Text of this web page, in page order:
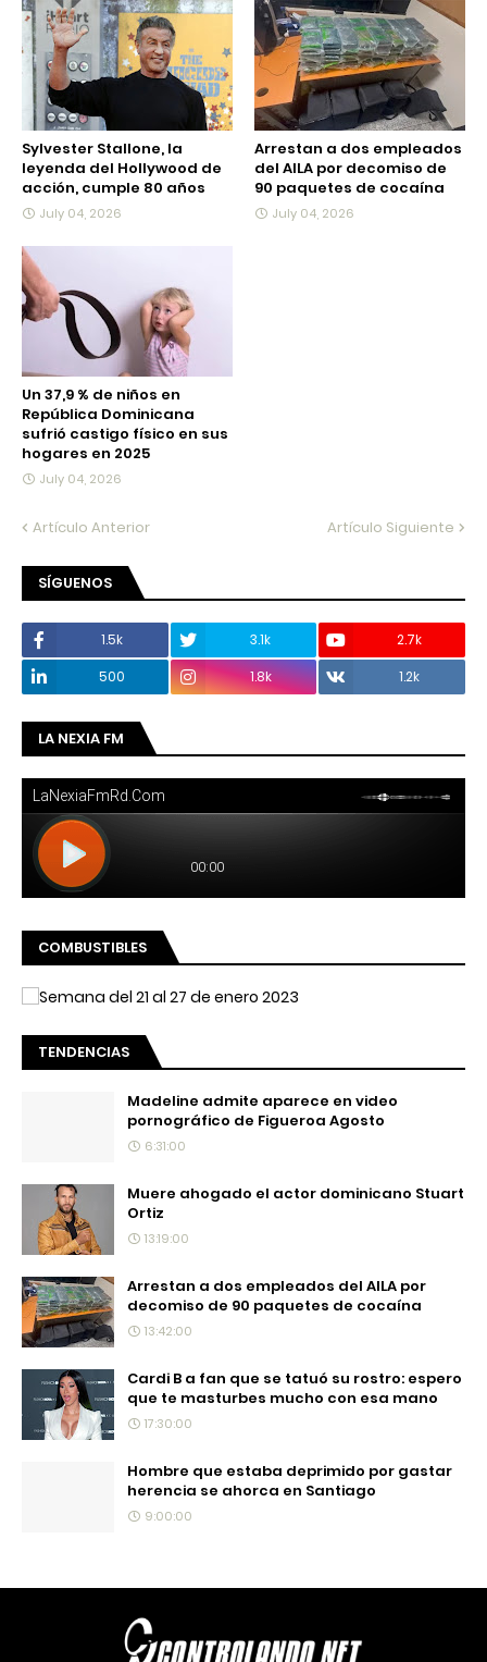
Sylvester Stallone, la
leyenda del Hollywood de
acción, cumple 80 años
July 04, 2026
Arrestan a dos empleados
del AILA por decomiso de
90 paquetes de cocaína
July 04, 2026
Un 37,9 % de niños en
República Dominicana
sufrió castigo físico en sus
hogares en 2025
July 04, 2026
Artículo Anterior Artículo Siguiente
SÍGUENOS
1.5k 3.1k
2.7k
500
1.8k 1.2k
LA NEXIA FM
COMBUSTIBLES
TENDENCIAS
Madeline admite aparece en video
pornográfico de Figueroa Agosto
6:31:00
Muere ahogado el actor dominicano Stuart
Ortiz
13:19:00
Arrestan a dos empleados del AILA por
decomiso de 90 paquetes de cocaína
13:42:00
Cardi B a fan que se tatuó su rostro: espero
que te masturbes mucho con esa mano
17:30:00
Hombre que estaba deprimido por gastar
herencia se ahorca en Santiago
9:00:00